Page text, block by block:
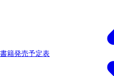
書籍発売予定表